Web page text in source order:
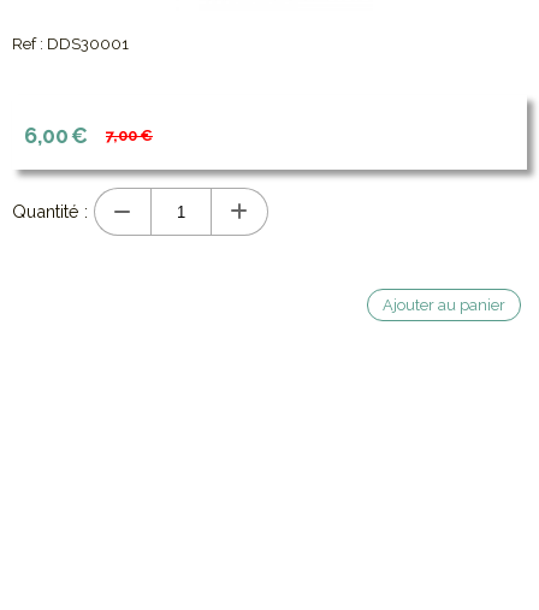
Ref : DDS30001
6,00€ 7,00€
Quantité :
Ajouter au panier